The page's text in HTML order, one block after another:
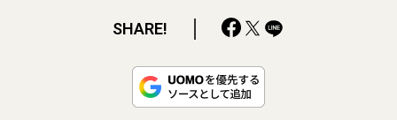
SHARE!